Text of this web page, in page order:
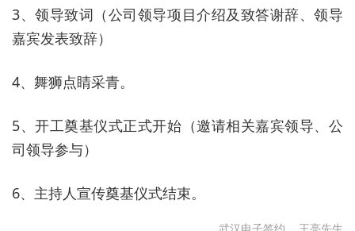
3、领导致词（公司领导项目介绍及致答谢辞、领导
嘉宾发表致辞）
4、舞狮点睛采青。
5、开工奠基仪式正式开始（邀请相关嘉宾领导、公
司领导参与）
6、主持人宣传奠基仪式结束。
武汉电子签约 王亮先生